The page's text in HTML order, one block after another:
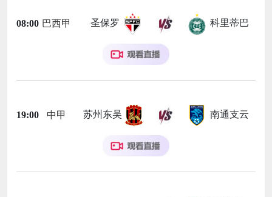
08:00 巴西甲 圣保罗 科里蒂巴
19:00 中甲 苏州东吴 南通支云